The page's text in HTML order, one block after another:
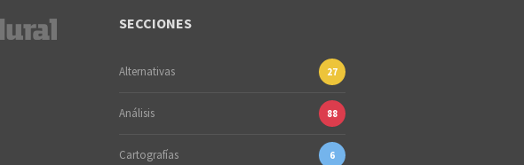
SECCIONES
Alternativas 27
Análisis 88
Cartografías 6